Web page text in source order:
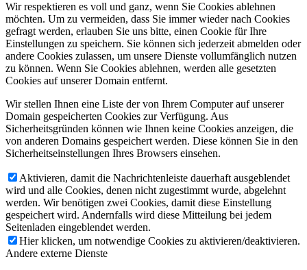
Wir respektieren es voll und ganz, wenn Sie Cookies ablehnen
möchten. Um zu vermeiden, dass Sie immer wieder nach Cookies
gefragt werden, erlauben Sie uns bitte, einen Cookie für Ihre
Einstellungen zu speichern. Sie können sich jederzeit abmelden oder
andere Cookies zulassen, um unsere Dienste vollumfänglich nutzen
zu können. Wenn Sie Cookies ablehnen, werden alle gesetzten
Cookies auf unserer Domain entfernt.
Wir stellen Ihnen eine Liste der von Ihrem Computer auf unserer
Domain gespeicherten Cookies zur Verfügung. Aus
Sicherheitsgründen können wie Ihnen keine Cookies anzeigen, die
von anderen Domains gespeichert werden. Diese können Sie in den
Sicherheitseinstellungen Ihres Browsers einsehen.
Aktivieren, damit die Nachrichtenleiste dauerhaft ausgeblendet
wird und alle Cookies, denen nicht zugestimmt wurde, abgelehnt
werden. Wir benötigen zwei Cookies, damit diese Einstellung
gespeichert wird. Andernfalls wird diese Mitteilung bei jedem
Seitenladen eingeblendet werden.
Hier klicken, um notwendige Cookies zu aktivieren/deaktivieren.
Andere externe Dienste